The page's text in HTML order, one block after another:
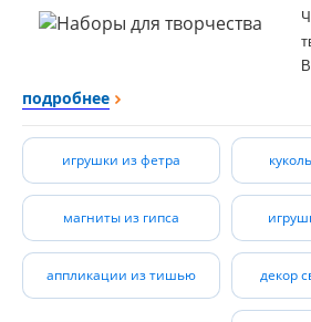
подробнее
игрушки из фетра
магниты из гипса
аппликации из тишью декор